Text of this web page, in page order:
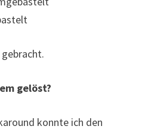
gelöst?
konnte ich den